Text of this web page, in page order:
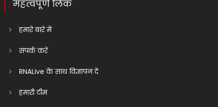
महत्वपूर्ण लिंक
हमारे बारे में
संपर्क करें
RNALive के साथ विज्ञापन दें
हमारी टीम